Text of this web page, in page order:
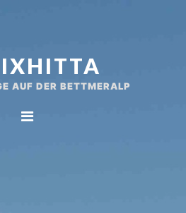
AUF DER BETTMERALP